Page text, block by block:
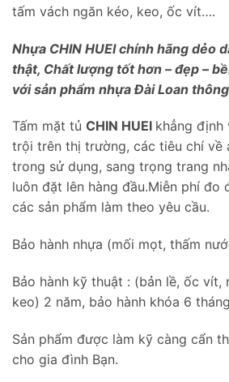
tấm vách ngăn kéo, keo, ốc vít….
Nhựa CHIN HUEI chính hãng dẻo
thật, Chất lượng tốt hơn – đẹp –
với sản phẩm nhựa Đài Loan
Tấm mặt tủ CHIN HUEI khẳng
trội trên thị trường, các tiêu chí về
trong sử dụng, sang trọng trang
luôn đặt lên hàng đầu.Miễn phí đo
các sản phẩm làm theo yêu cầu.
Bảo hành nhựa (mối mọt, thấm
Bảo hành kỹ thuật : (bản lề, ốc vít,
keo) 2 năm, bảo hành khóa 6
Sản phẩm được làm kỹ càng cẩn
cho gia đình Bạn.